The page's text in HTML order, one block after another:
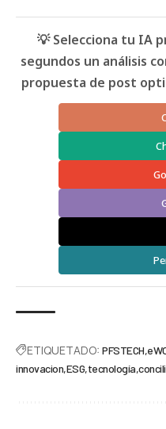
💡 Selecciona tu IA
segundos un análisis
propuesta de post
ETIQUETADO: PFSTECH
innovacion ESG tecnología